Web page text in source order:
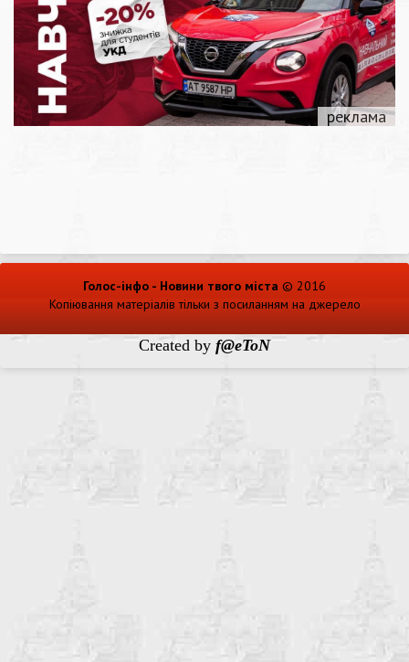
Голос-інфо - Новини твого міста © 2016
Копіювання матеріалів тільки з посиланням на джерело
Created by f@eToN